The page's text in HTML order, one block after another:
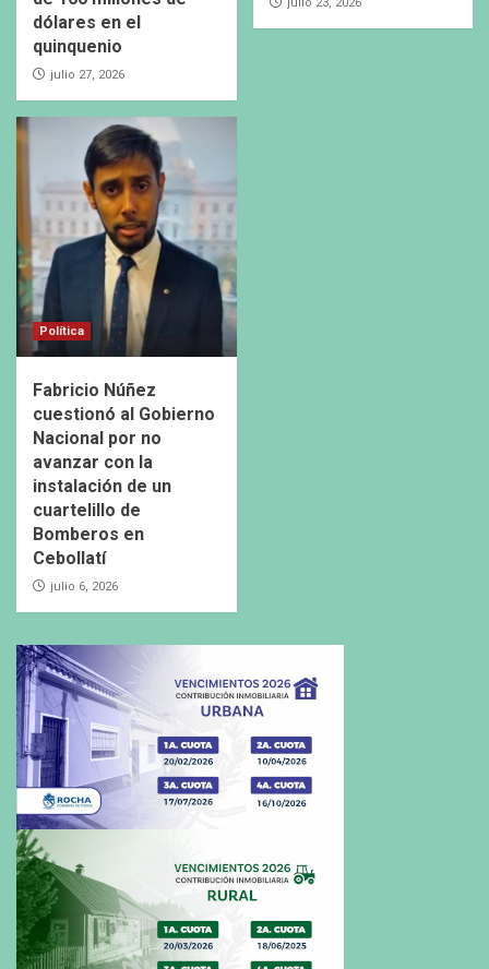
dólares en el
quinquenio
julio 27, 2026
julio 23, 2026
Política
Fabricio Núñez
cuestionó al Gobierno
Nacional por no
avanzar con la
instalación de un
cuartelillo de
Bomberos en
Cebollatí
julio 6, 2026